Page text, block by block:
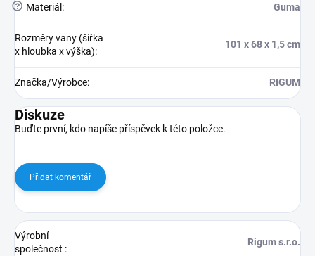
? Materiál : Guma
Rozměry vany (šířka
x hloubka x výška):
101 x 68 x 1,5 cm
Značka/Výrobce: RIGUM
Diskuze
Buďte první, kdo napíše příspěvek k této položce.
Přidat komentář
Výrobní
společnost :
Rigum s.r.o.